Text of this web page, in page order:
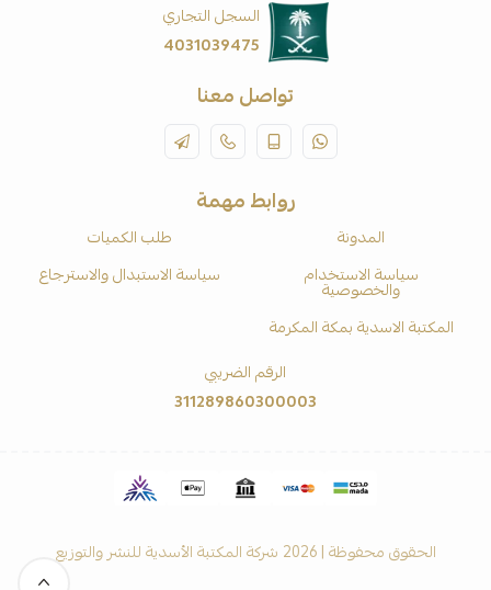
السجل التجاري
4031039475
تواصل معنا
روابط مهمة
المدونة
طلب الكميات
سياسة الاستخدام
والخصوصية
سياسة الاستبدال والاسترجاع
المكتبة الاسدية بمكة المكرمة
الرقم الضريبي
311289860300003
الحقوق محفوظة | 2026 شركة المكتبة الأسدية للنشر والتوزيع